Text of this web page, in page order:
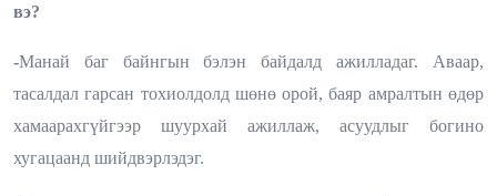
вэ?
-Манай баг байнгын бэлэн байдалд ажилладаг. Аваар,
тасалдал гарсан тохиолдолд шөнө орой, баяр амралтын өдөр
хамаарахгүйгээр шуурхай ажиллаж, асуудлыг богино
хугацаанд шийдвэрлэдэг.